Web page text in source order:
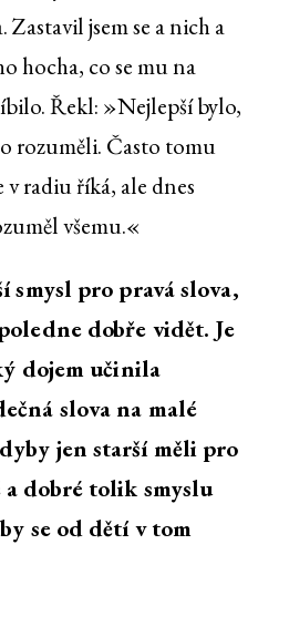
Zastavil jsem se a nich a
hocha, co se mu na
Řekl: »Nejlepší bylo,
rozuměli. Často tomu
radiu říká, ale dnes
všemu.«
smysl pro pravá slova,
dobře vidět. Je
dojem učinila
slova na malé
jen starší měli pro
a dobré tolik smyslu
se od dětí v tom